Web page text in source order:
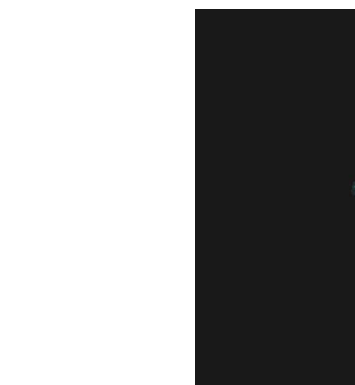
Somnia